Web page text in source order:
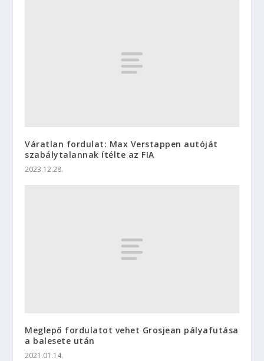
Váratlan fordulat: Max Verstappen autóját
szabálytalannak ítélte az FIA
2023.12.28.
Meglepő fordulatot vehet Grosjean pályafutása
a balesete után
2021.01.14.